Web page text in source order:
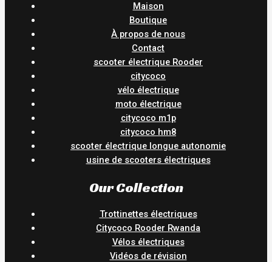
Maison
Boutique
À propos de nous
Contact
scooter électrique Rooder
citycoco
vélo électrique
moto électrique
citycoco m1p
citycoco hm8
scooter électrique longue autonomie
usine de scooters électriques
Our Collection
Trottinettes électriques
Citycoco Rooder Rwanda
Vélos électriques
Vidéos de révision